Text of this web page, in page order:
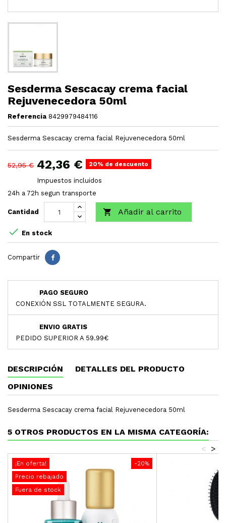
Sesderma Sescacay crema facial
Rejuvenecedora 50ml
Referencia 8429979484116
Sesderma Sescacay crema facial Rejuvenecedora 50ml
52,95 € 42,36 € 20% de descuento
Impuestos incluidos
24h a 72h segun transporte
Cantidad  Añadir al carrito
 En stock
Compartir
PAGO SEGURO
CONEXIÓN SSL TOTALMENTE SEGURA.
ENVIO GRATIS
PEDIDO SUPERIOR A 59.99€
DESCRIPCIÓN
DETALLES DEL PRODUCTO
OPINIONES
Sesderma Sescacay crema facial Rejuvenecedora 50ml
5 OTROS PRODUCTOS EN LA MISMA CATEGORÍA:
>
<
-20%
¡En oferta!
Precio rebajado
Fuera de stock